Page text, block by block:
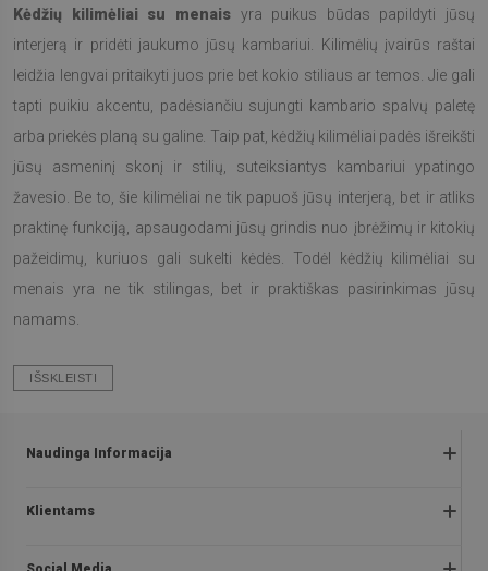
Kėdžių kilimėliai su menaisyra puikus būdas papildyti jūsų
interjerą ir pridėti jaukumo jūsų kambariui. Kilimėlių įvairūs raštai
leidžia lengvai pritaikyti juos prie bet kokio stiliaus ar temos. Jie gali
tapti puikiu akcentu, padėsiančiu sujungti kambario spalvų paletę
arba priekės planą su galine. Taip pat, kėdžių kilimėliai padės išreikšti
jūsų asmeninį skonį ir stilių, suteiksiantys kambariui ypatingo
žavesio. Be to, šie kilimėliai ne tik papuoš jūsų interjerą, bet ir atliks
praktinę funkciją, apsaugodami jūsų grindis nuo įbrėžimų ir kitokių
pažeidimų, kuriuos gali sukelti kėdės. Todėl kėdžių kilimėliai su
menais yra ne tik stilingas, bet ir praktiškas pasirinkimas jūsų
namams.
IŠSKLEISTI
Naudinga Informacija
Grąžinimai ir skundai
Akcijos taisyklės
Klientams
Apie mus